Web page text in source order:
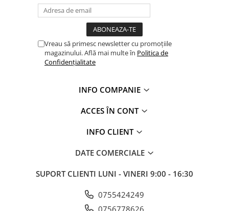
Vreau să primesc newsletter cu promoțiile
magazinului. Află mai multe în Politica de
Confidențialitate
INFO COMPANIE
ACCES ÎN CONT
INFO CLIENT
DATE COMERCIALE
SUPORT CLIENTI LUNI - VINERI 9:00 - 16:30
0755424249